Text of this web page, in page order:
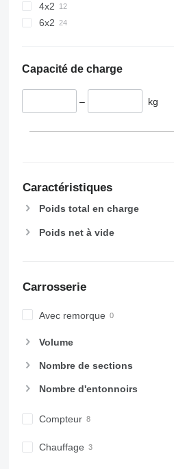
4x2
6x2
Capacité de charge
– kg
Caractéristiques
Poids total en charge
Poids net à vide
Carrosserie
Avec remorque
Volume
Nombre de sections
Nombre d'entonnoirs
Compteur
Chauffage